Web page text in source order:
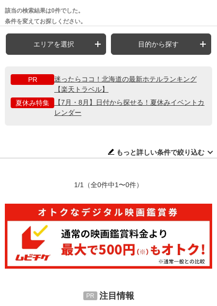
該当の検索結果は0件でした。
条件を変えてお探しください。
エリアを選択 目的から探す
PR
迷ったらココ！北海道の最新ホテルランキング
【楽天トラベル】
夏休み特集
【7月・8月】日付から探せる！夏休みイベントカ
レンダー
もっと詳しい条件で絞り込む
1/1 （全0件中1〜0件）
注目情報